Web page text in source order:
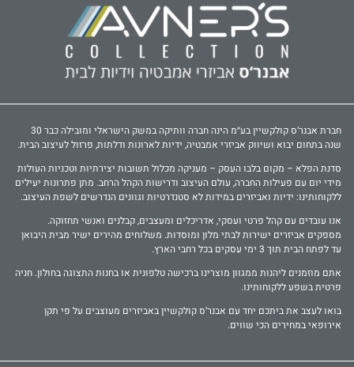
חברת אבנר‘ס קולקשיין בע״מ הינה חברה וותיקה במשק הישראלי ומובילה כבר 30
שנה בתחום יבוא ושיווק אביזרי אמבטיה, ידיות לארונות ודלתות, פרזול לעיצוב הבית.
סדנת הפלא – מקום בלבו העסק – מעניקה מכלול תשובות יצירתיות וטכניות העולות
מידי יום עם פעילות החברה, עולם העיצוב ודרישות הקהל הרחב. מתן פתרונות יעילים
ללקוחותינו: ידיות ואביזרים במידות לא סטנדרטיות וגוונים הנדרשים לשפת העיצוב.
אנו עובדים עם קהל פרטי ועסקי, אדריכלים ומעצבים, קבלנים ואנשי תחזוקה.
מספקים אביזרים ישירות לבתי מלון ומוסדות. משלוחים מהירים ישיר מבית היבואן
עד לפתח הבית תוך 3 ימי עסקים בכל רחבי הארץ.
אתם מוזמנים ליהנות ממגוון מוצרינו ברכישה טלפונית או בחנות התצוגה בחולון. חניה
פרטית בשפע ללקוחותינו.
בואו לעצב את ביתכם יחד עם אבנר‘ס קולקשיין באביזרים מעוצבים על פי תקן
אירופאי במחירים הכי שווים.